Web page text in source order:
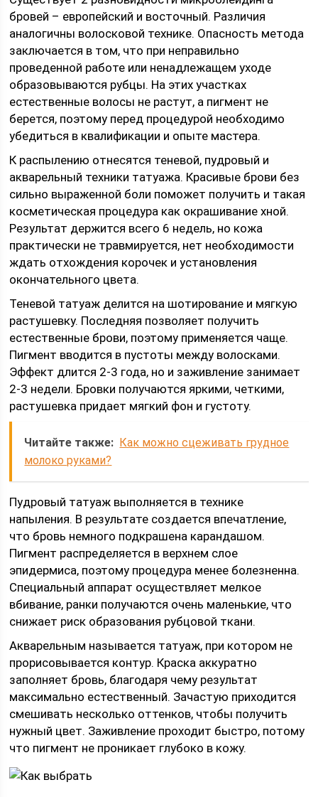
бровей – европейский и восточный. Различия
аналогичны волосковой технике. Опасность метода
заключается в том, что при неправильно
проведенной работе или ненадлежащем уходе
образовываются рубцы. На этих участках
естественные волосы не растут, а пигмент не
берется, поэтому перед процедурой необходимо
убедиться в квалификации и опыте мастера.
К распылению отнесятся теневой, пудровый и
акварельный техники татуажа. Красивые брови без
сильно выраженной боли поможет получить и такая
косметическая процедура как окрашивание хной.
Результат держится всего 6 недель, но кожа
практически не травмируется, нет необходимости
ждать отхождения корочек и установления
окончательного цвета.
Теневой татуаж делится на шотирование и мягкую
растушевку. Последняя позволяет получить
естественные брови, поэтому применяется чаще.
Пигмент вводится в пустоты между волосками.
Эффект длится 2-3 года, но и заживление занимает
2-3 недели. Бровки получаются яркими, четкими,
растушевка придает мягкий фон и густоту.
Читайте также: Как можно сцеживать грудное
молоко руками?
Пудровый татуаж выполняется в технике
напыления. В результате создается впечатление,
что бровь немного подкрашена карандашом.
Пигмент распределяется в верхнем слое
эпидермиса, поэтому процедура менее болезненна.
Специальный аппарат осуществляет мелкое
вбивание, ранки получаются очень маленькие, что
снижает риск образования рубцовой ткани.
Акварельным называется татуаж, при котором не
прорисовывается контур. Краска аккуратно
заполняет бровь, благодаря чему результат
максимально естественный. Зачастую приходится
смешивать несколько оттенков, чтобы получить
нужный цвет. Заживление проходит быстро, потому
что пигмент не проникает глубоко в кожу.